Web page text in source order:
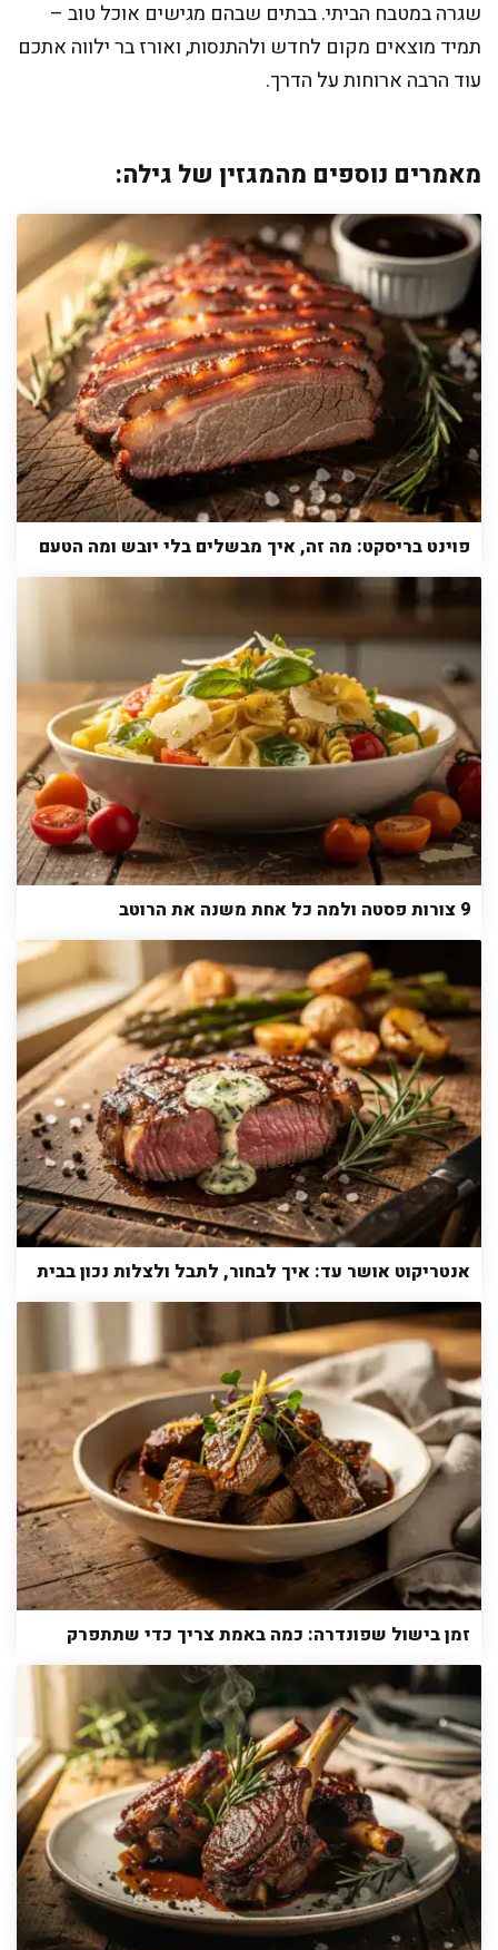
שגרה במטבח הביתי. בבתים שבהם מגישים אוכל טוב –
תמיד מוצאים מקום לחדש ולהתנסות, ואורז בר ילווה אתכם
עוד הרבה ארוחות על הדרך.
מאמרים נוספים מהמגזין של גילה:
פוינט בריסקט: מה זה, איך מבשלים בלי יובש ומה הטעם
9 צורות פסטה ולמה כל אחת משנה את הרוטב
אנטריקוט אושר עד: איך לבחור, לתבל ולצלות נכון בבית
זמן בישול שפונדרה: כמה באמת צריך כדי שתתפרק